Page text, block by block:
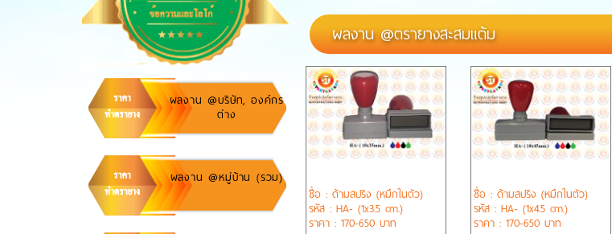
ผลงาน @บริษัท, องค์กร
ต่าง
ผลงาน @หมู่บ้าน (รวม)
ผลงาน @ตรายางสะสมแต้ม
ชื่อ : ด้ามสปริง (หมึกในตัว)
รหัส : HA- (1x3.5 cm.)
ราคา : 170-650 บาท
ชื่อ : ด้ามสปริง (หมึกในตัว)
รหัส : HA- (1x4.5 cm.)
ราคา : 170-650 บาท